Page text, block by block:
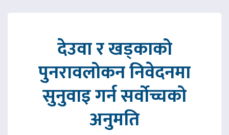
देउवा र खड्काको
पुनरावलोकन निवेदनमा
सुनुवाइ गर्न सर्वोच्चको
अनुमति